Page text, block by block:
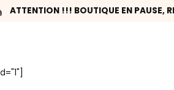
ATTENTION !!! BOUTIQUE EN